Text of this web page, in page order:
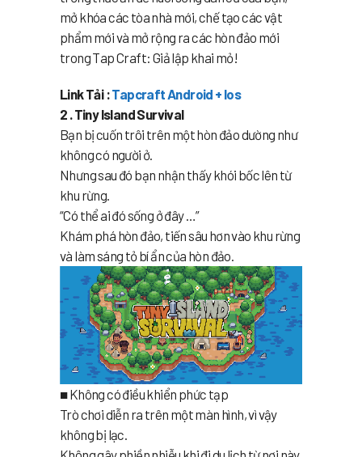
mở khóa các tòa nhà mới, chế tạo các vật
phẩm mới và mở rộng ra các hòn đảo mới
trong Tap Craft: Giả lập khai mỏ!
Link Tải :Tapcraft Android + Ios
2 . Tiny Island Survival
Bạn bị cuốn trôi trên một hòn đảo dường như
không có người ở.
Nhưng sau đó bạn nhận thấy khói bốc lên từ
khu rừng.
“Có thể ai đó sống ở đây …”
Khám phá hòn đảo, tiến sâu hơn vào khu rừng
và làm sáng tỏ bí ẩn của hòn đảo.
■ Không có điều khiển phức tạp
Trò chơi diễn ra trên một màn hình, vì vậy
không bị lạc.